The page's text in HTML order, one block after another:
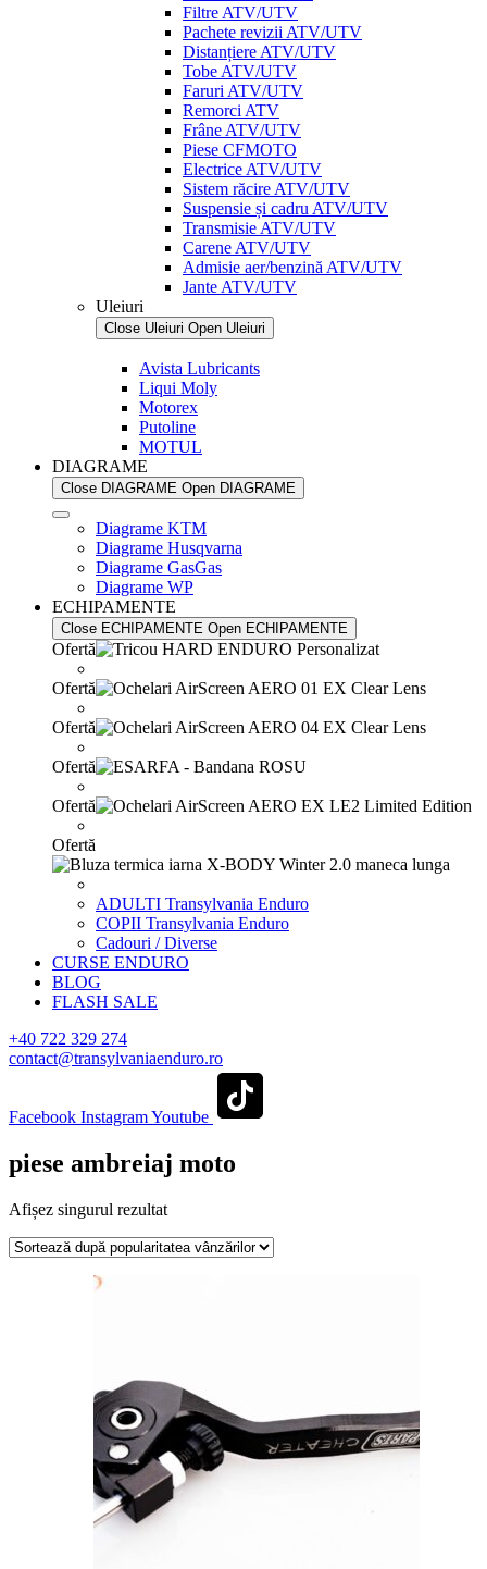
Filtre ATV/UTV
Pachete revizii ATV/UTV
Distanțiere ATV/UTV
Tobe ATV/UTV
Faruri ATV/UTV
Remorci ATV
Frâne ATV/UTV
Piese CFMOTO
Electrice ATV/UTV
Sistem răcire ATV/UTV
Suspensie și cadru ATV/UTV
Transmisie ATV/UTV
Carene ATV/UTV
Admisie aer/benzină ATV/UTV
Jante ATV/UTV
Uleiuri
Close Uleiuri Open Uleiuri
Avista Lubricants
Liqui Moly
Motorex
Putoline
MOTUL
DIAGRAME
Close DIAGRAME Open DIAGRAME
Diagrame KTM
Diagrame Husqvarna
Diagrame GasGas
Diagrame WP
ECHIPAMENTE
Close ECHIPAMENTE Open ECHIPAMENTE
Ofertă
Ofertă
Ofertă
Ofertă
Ofertă
Ofertă
ADULTI Transylvania Enduro
COPII Transylvania Enduro
Cadouri / Diverse
CURSE ENDURO
BLOG
FLASH SALE
+40 722 329 274
contact@transylvaniaenduro.ro
Facebook InstagramYoutube
piese ambreiaj moto
Afișez singurul rezultat